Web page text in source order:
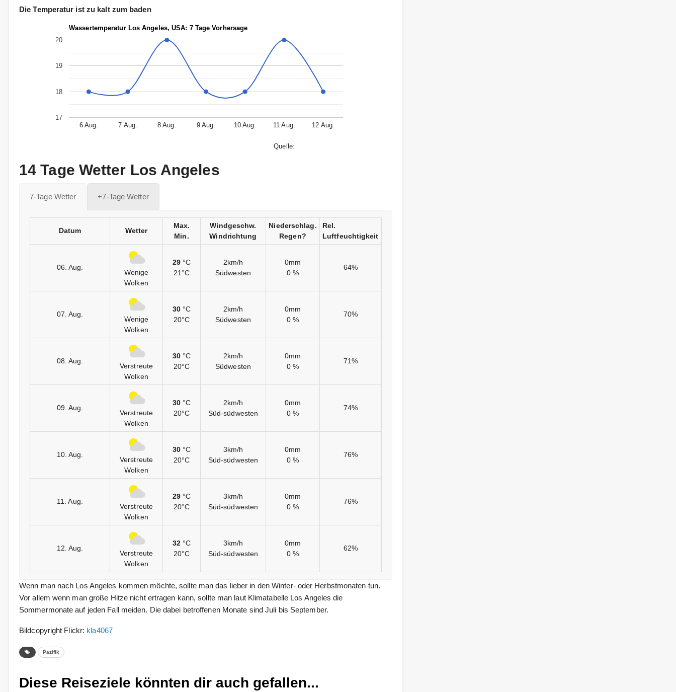
Die Temperatur ist zu kalt zum baden
Wassertemperatur Los Angeles, USA: 7 Tage Vorhersage
6 Aug. 7 Aug. 8 Aug. 9 Aug. 10 Aug. 11 Aug. 12 Aug.
17
18
19
20
Quelle:
14 Tage Wetter Los Angeles
7-Tage Wetter +7-Tage Wetter
Datum Wetter
Max.
Min.
Windgeschw.
Windrichtung
Niederschlag.
Regen?
Rel.
Luftfeuchtigkeit
06. Aug.
Wenige
Wolken
29 °C
21°C
2km/h
Südwesten
0mm
0 %
64%
07. Aug.
Wenige
Wolken
30 °C
20°C
2km/h
Südwesten
0mm
0 %
70%
08. Aug.
Verstreute
Wolken
30 °C
20°C
2km/h
Südwesten
0mm
0 %
71%
09. Aug.
Verstreute
Wolken
30 °C
20°C
2km/h
Süd-südwesten
0mm
0 %
74%
10. Aug.
Verstreute
Wolken
30 °C
20°C
3km/h
Süd-südwesten
0mm
0 %
76%
11. Aug.
Verstreute
Wolken
29 °C
20°C
3km/h
Süd-südwesten
0mm
0 %
76%
12. Aug.
Verstreute
Wolken
32 °C
20°C
3km/h
Süd-südwesten
0mm
0 %
62%
Wenn man nach Los Angeles kommen möchte, sollte man das lieber in den Winter- oder Herbstmonaten tun.
Vor allem wenn man große Hitze nicht ertragen kann, sollte man laut Klimatabelle Los Angeles die
Sommermonate auf jeden Fall meiden. Die dabei betroffenen Monate sind Juli bis September.
Bildcopyright Flickr: kla4067
Pazifik
Diese Reiseziele könnten dir auch gefallen...